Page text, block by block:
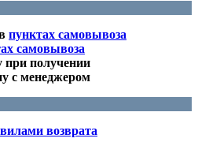
пунктах самовывоза
самовывоза
получении
с менеджером
возврата